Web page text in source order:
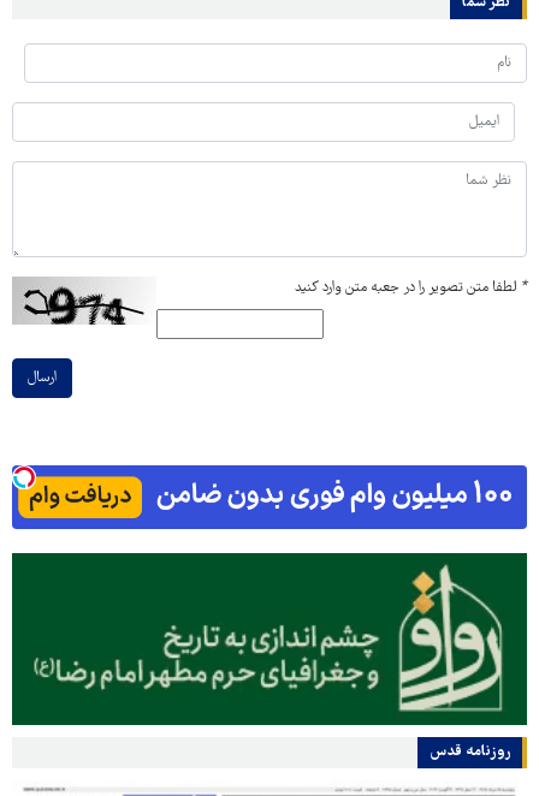
* لطفا متن تصویر را در جعبه متن وارد کنید
ارسال
روزنامه قدس